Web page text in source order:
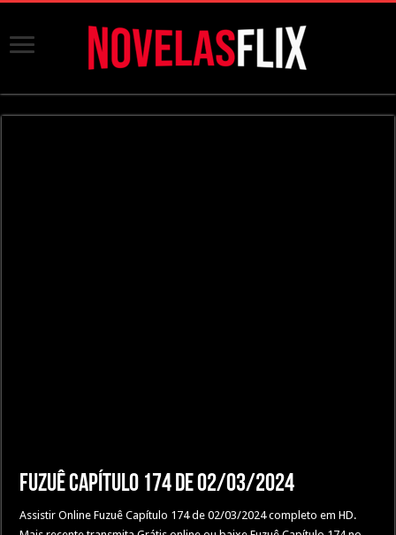
Fuzuê Capítulo 174 de 02/03/2024
Assistir Online Fuzuê Capítulo 174 de 02/03/2024 completo em HD.